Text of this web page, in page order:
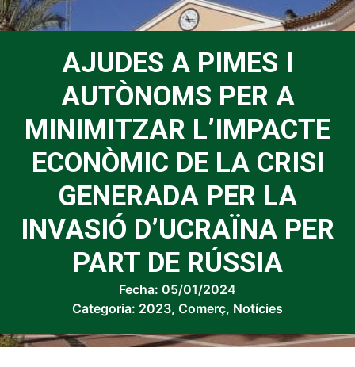
AJUDES A PIMES I
AUTÒNOMS PER A
MINIMITZAR L’IMPACTE
ECONÒMIC DE LA CRISI
GENERADA PER LA
INVASIÓ D’UCRAÏNA PER
PART DE RÚSSIA
Fecha: 05/01/2024
Categoria: 2023, Comerç, Notícies